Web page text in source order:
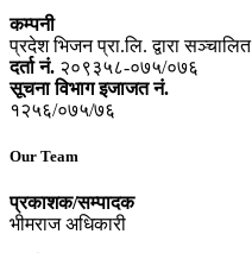
कम्पनी
प्रदेश भिजन प्रा.लि. द्वारा सञ्‍चालित
दर्ता नं. २०९३५८-०७५/०७६
सूचना विभाग इजाजत नं.
१२५६/०७५/७६
Our Team
प्रकाशक/सम्पादक
भीमराज अधिकारी